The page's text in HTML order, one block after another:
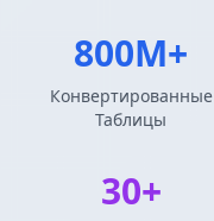
800M+
Конвертированные
Таблицы
30+